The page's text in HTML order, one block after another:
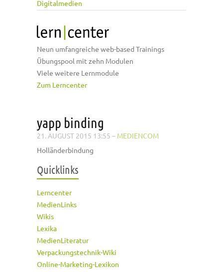
Digitalmedien
Neun umfangreiche web-based Trainings
Übungspool mit zehn Modulen
Viele weitere Lernmodule
Zum Lerncenter
yapp binding
21. AUGUST 2015 13:55 – MEDIENCOM
Holländerbindung
Quicklinks
Lerncenter
MedienLinks
Wikis
Lexika
MedienLiteratur
Verpackungstechnik-Wiki
Online-Marketing-Lexikon